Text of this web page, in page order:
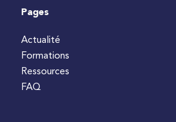
Pages
Actualité
Formations
Ressources
FAQ